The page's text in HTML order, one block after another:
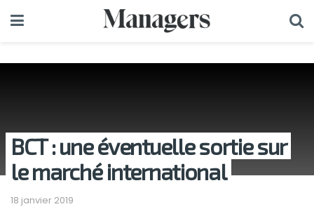
BCT : une éventuelle sortie sur
le marché international
18 janvier 2019